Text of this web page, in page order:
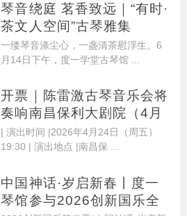
琴音绕庭 茗香致远｜“有时·
茶文人空间”古琴雅集
一缕琴音涤尘心，一盏清茶慰浮生。6
月14日下午，度一学堂古琴馆 ...
开票｜陈雷激古琴音乐会将
奏响南昌保利大剧院（4月
2
| 演出时间 |2026年4月24日（周五）
19:30 | 演出地点 |南昌保 ...
中国神话·岁启新春丨度一
琴馆参与2026创新国乐全